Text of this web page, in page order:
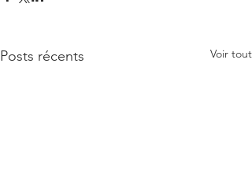
Posts récents Voir tout